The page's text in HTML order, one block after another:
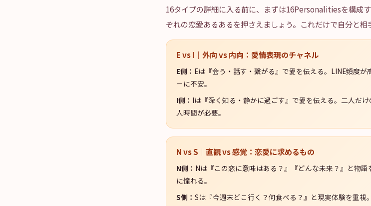
16タイプの詳細に入る前に、まずは16Personalitiesを構成
ぞれの恋愛あるあるを押さえましょう。これだけで自分と相
E vs I ｜ 外向 vs 内向：愛情表現のチャネル
E側： Eは『会う・話す・繋がる』で愛を伝える。LINE頻度
ーに不安。
I側： Iは『深く知る・静かに過ごす』で愛を伝える。二人だ
人時間が必要。
N vs S ｜ 直観 vs 感覚：恋愛に求めるもの
N側： Nは『この恋に意味はある？』『どんな未来？』と物
に憧れる。
S側： Sは『今週末どこ行く？何食べる？』と現実体験を重